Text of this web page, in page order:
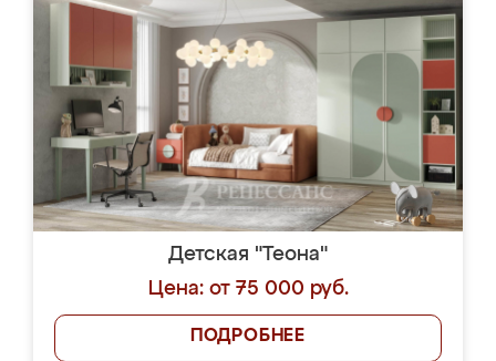
Детская "Теона"
Цена: от 75 000 руб.
ПОДРОБНЕЕ